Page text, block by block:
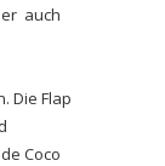
auch
Die Flap
Coco